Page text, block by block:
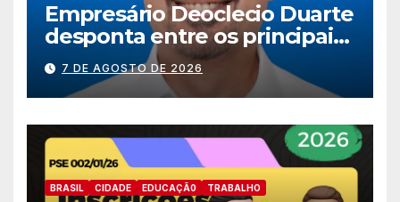
Empresário Deoclecio Duarte
desponta entre os principais
nomes do União Brasil para
deputado estadual
7 DE AGOSTO DE 2026
BRASIL CIDADE EDUCAÇÃ0 TRABALHO